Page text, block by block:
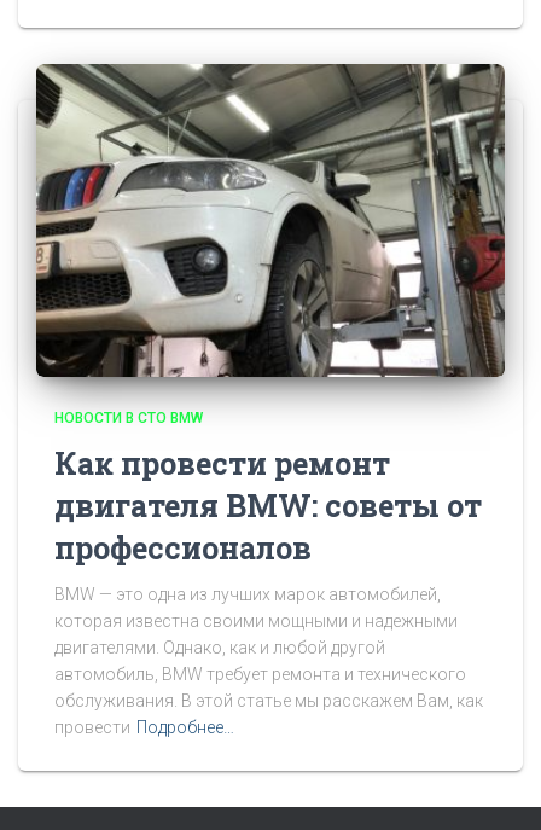
НОВОСТИ В СТО BMW
Как провести ремонт
двигателя BMW: советы от
профессионалов
BMW — это одна из лучших марок автомобилей,
которая известна своими мощными и надежными
двигателями. Однако, как и любой другой
автомобиль, BMW требует ремонта и технического
обслуживания. В этой статье мы расскажем Вам, как
провести Подробнее…